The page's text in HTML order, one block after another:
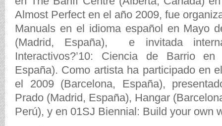
Almost Perfect en el año 2009, fue
Manuals en el idioma español en Mayo
(Madrid, España), e invitada
Interactivos?’10: Ciencia de Barrio
España). Como artista ha participado en
el 2009 (Barcelona, España),
Prado (Madrid, España), Hangar
Perú), y en 01SJ Biennial: Build your own